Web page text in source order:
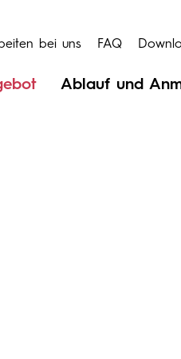
Ablauf und
bei uns FAQ